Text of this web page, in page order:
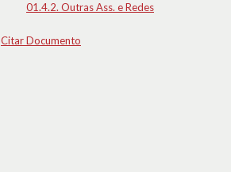
01.4.2. Outras Ass. e Redes
Citar Documento